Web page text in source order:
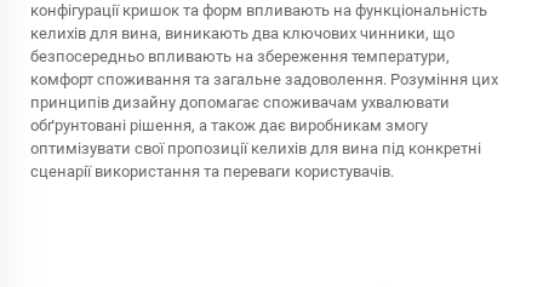
конфігурації кришок та форм впливають на функціональність
келихів для вина, виникають два ключових чинники, що
безпосередньо впливають на збереження температури,
комфорт споживання та загальне задоволення. Розуміння цих
принципів дизайну допомагає споживачам ухвалювати
обґрунтовані рішення, а також дає виробникам змогу
оптимізувати свої пропозиції келихів для вина під конкретні
сценарії використання та переваги користувачів.